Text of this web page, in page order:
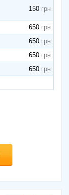
150
650
650
650
650